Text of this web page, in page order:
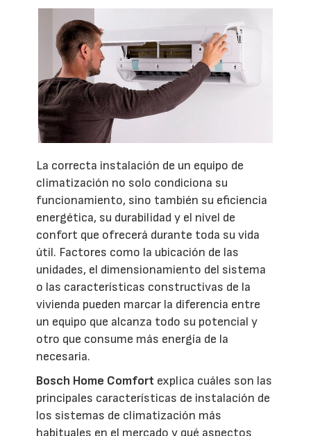
La correcta instalación de un equipo de
climatización no solo condiciona su
funcionamiento, sino también su eficiencia
energética, su durabilidad y el nivel de
confort que ofrecerá durante toda su vida
útil. Factores como la ubicación de las
unidades, el dimensionamiento del sistema
o las características constructivas de la
vivienda pueden marcar la diferencia entre
un equipo que alcanza todo su potencial y
otro que consume más energía de la
necesaria.
Bosch Home Comfort explica cuáles son las
principales características de instalación de
los sistemas de climatización más
habituales en el mercado y qué aspectos